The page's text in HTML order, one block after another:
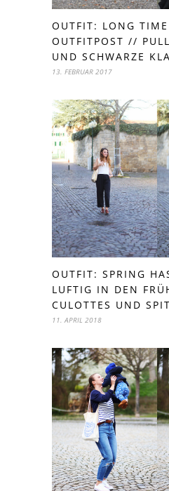
OUTFIT: LONG
OUTFITPOST //
UND SCHWARZE
13. FEBRUAR 2017
OUTFIT: SPRING
LUFTIG IN DEN
CULOTTES UND
11. APRIL 2018